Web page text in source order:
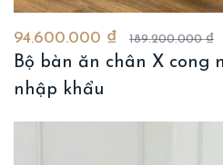
94.600.000 ₫ 189.200.000 ₫
Bộ bàn ăn chân X cong
nhập khẩu